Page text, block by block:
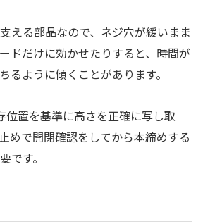
える部品なので、ネジ穴が緩いまま
ドだけに効かせたりすると、時間が
るように傾くことがあります。
位置を基準に高さを正確に写し取
めで開閉確認をしてから本締めする
です。